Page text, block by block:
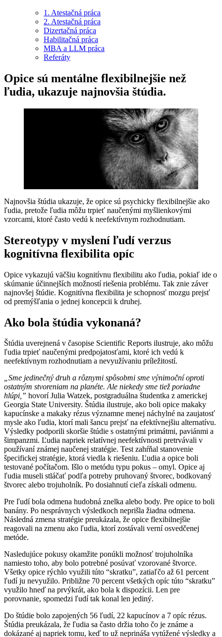
1. Atestačná práca
2. Atestačná práca
Dizertačná práca
Habilitačná práca
MBA a LLM práca
Referáty
Opice sú mentálne flexibilnejšie než
ľudia, ukazuje najnovšia štúdia.
Najnovšia štúdia ukazuje, že opice sú psychicky flexibilnejšie ako
ľudia, pretože ľudia môžu trpieť naučenými myšlienkovými
vzorcami, ktoré často vedú k neefektívnym rozhodnutiam.
Stereotypy v myslení ľudí verzus
kognitívna flexibilita opíc
Opice vykazujú väčšiu kognitívnu flexibilitu ako ľudia, pokiaľ ide o
skúmanie účinnejších možností riešenia problému. Tak znie záver
najnovšej štúdie. Kognitívna flexibilita je schopnosť mozgu prejsť
od premýšľania o jednej koncepcii k druhej.
Ako bola štúdia vykonaná?
Štúdia uverejnená v časopise Scientific Reports ilustruje, ako môžu
ľudia trpieť naučenými predpojatosťami, ktoré ich vedú k
neefektívnym rozhodnutiam a nevyužívaniu príležitostí.
„Sme jedinečný druh a rôznymi spôsobmi sme výnimoční oproti
ostatným stvoreniam na planéte. Ale niekedy sme tiež poriadne
hlúpi,” hovorí Julia Watzek, postgraduálna študentka z americkej
Georgia State University. Štúdia ilustruje, ako boli opice makaky
kapucínske a makaky rézus významne menej náchylné na zaujatosť
mysle ako ľudia, ktorí mali šancu prejsť na efektívnejšiu alternatívu.
Výsledky podporili skoršie štúdie s ostatnými primátmi, paviánmi a
šimpanzmi. Ľudia napriek relatívnej neefektívnosti pretrvávali v
používaní známej naučenej stratégie. Test zahŕňal stanovenie
špecifickej stratégie, ktorá viedla k riešeniu. Ľudia a opice boli
testované počítačom. Išlo o metódu typu pokus – omyl. Opice aj
ľudia museli stláčať podľa potreby pruhovaný štvorec, bodkovaný
štvorec alebo trojuholník. Po dosiahnutí cieľa získali odmenu.
Pre ľudí bola odmena hudobná znelka alebo body. Pre opice to boli
banány. Po nesprávnych výsledkoch neprišla žiadna odmena.
Následná zmena stratégie preukázala, že opice flexibilnejšie
reagovali na zmenu ako ľudia, ktorí zostávali verní osvedčenej
metóde.
Nasledujúce pokusy okamžite ponúkli možnosť trojuholníka
namiesto toho, aby bolo potrebné posúvať vzorované štvorce.
Všetky opice rýchlo využili túto “skratku”, zatiaľčo až 61 percent
ľudí ju nevyužilo. Približne 70 percent všetkých opíc túto “skratku”
využilo hneď na prvýkrát, ako bola k dispozícii. Len pre
porovnanie, spomedzi ľudí tak konal len jediný.
Do štúdie bolo zapojených 56 ľudí, 22 kapucínov a 7 opíc rézus.
Štúdia preukázala, že ľudia sa často držia toho čo je známe a
dokázané aj napriek tomu, keď to už neprináša vytúžené výsledky a